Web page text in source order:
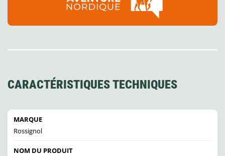
CARACTÉRISTIQUES TECHNIQUES
MARQUE
Rossignol
NOM DU PRODUIT